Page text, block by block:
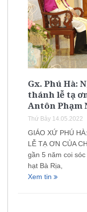
Gx. Phú Hà:
thánh lễ tạ
Antôn Phạm
Thứ Bảy 14.05.2022
GIÁO XỨ PHÚ
LỄ TẠ ƠN CỦA
gần 5 năm coi
hạt Bà Rịa,
Xem tin